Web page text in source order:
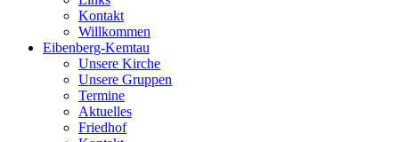
Kontakt
Willkommen
Eibenberg-Kemtau
Unsere Kirche
Unsere Gruppen
Termine
Aktuelles
Friedhof